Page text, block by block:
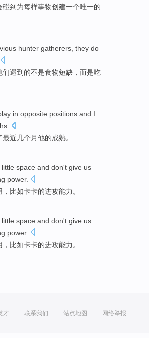
碰到 为每样事物创建一个唯一的
hunter gatherers, they do
们遇到 的不是食物短缺 ， 而是吃
in opposite positions and I
最近 几个月他的成熟。
little space and don't give us
power.
， 比如卡卡的进攻能力 。
little space and don't give us
power.
， 比如卡卡的进攻能力 。
才 联系我们 站点地图 网络举报